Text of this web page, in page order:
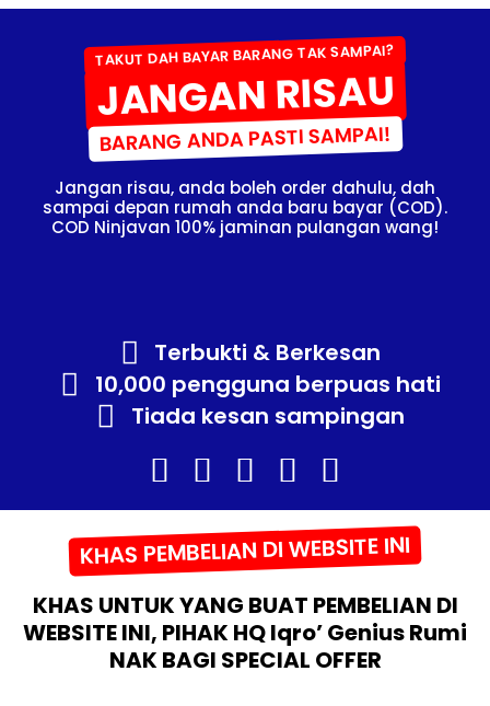
TAKUT DAH BAYAR BARANG TAK SAMPAI?
JANGAN RISAU
BARANG ANDA PASTI SAMPAI!
Jangan risau, anda boleh order dahulu, dah
sampai depan rumah anda baru bayar (COD).
COD Ninjavan 100% jaminan pulangan wang!
Terbukti & Berkesan
10,000 pengguna berpuas hati
Tiada kesan sampingan
KHAS PEMBELIAN DI WEBSITE INI
KHAS UNTUK YANG BUAT PEMBELIAN DI
WEBSITE INI, PIHAK HQ Iqro’ Genius Rumi
NAK BAGI SPECIAL OFFER